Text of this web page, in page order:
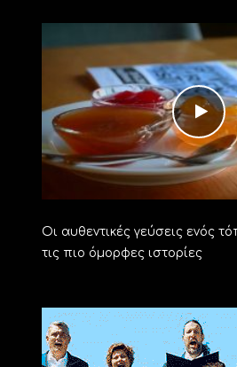
Οι αυθεντικές γεύσεις ενός
τις πιο όμορφες ιστορίες